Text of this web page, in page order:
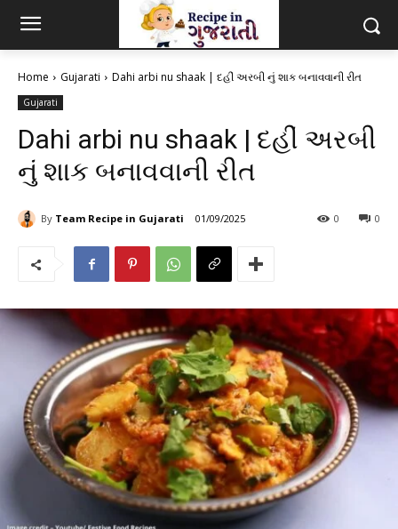
Home Gujarati Dahi arbi nu shaak | દહીં અરબી નું શાક બનાવવાની રીત
Gujarati
Dahi arbi nu shaak | દહીં અરબી
નું શાક બનાવવાની રીત
By Team Recipe in Gujarati 01/09/2025 0
0